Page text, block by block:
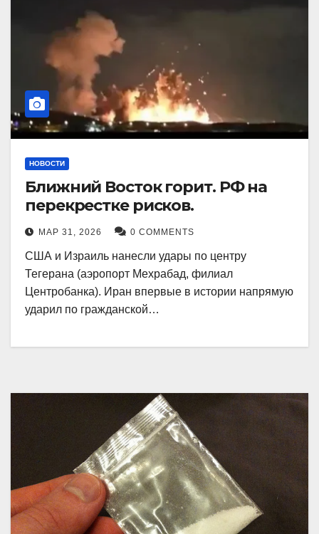
НОВОСТИ
Ближний Восток горит. РФ на
перекрестке рисков.
МАР 31, 2026 0 COMMENTS
США и Израиль нанесли удары по центру
Тегерана (аэропорт Мехрабад, филиал
Центробанка). Иран впервые в истории напрямую
ударил по гражданской…